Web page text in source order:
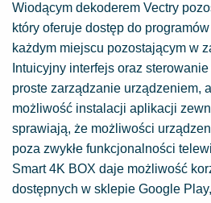
Wiodącym dekoderem Vectry
który oferuje dostęp do
każdym miejscu pozostającym w
Intuicyjny interfejs oraz
proste zarządzanie urządzeniem,
możliwość instalacji aplikacji
sprawiają, że możliwości
poza zwykłe funkcjonalności
Smart 4K BOX daje możliwość
dostępnych w sklepie Google